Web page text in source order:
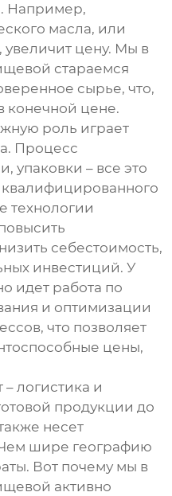
Например,
масла, или
цену. Мы в
стараемся
сырье, что,
конечной цене.
роль играет
Процесс
упаковки – все это
технологии
себестоимость,
инвестиций. У
идет работа по
и оптимизации
что позволяет
цены,
логистика и
продукции до
несет
шире географию
Вот почему мы в
активно